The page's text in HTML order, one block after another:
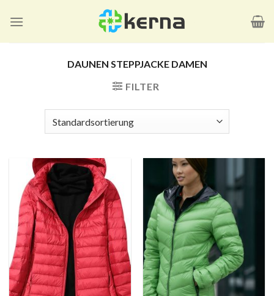
Inhalt
DAUNEN STEPPJACKE DAMEN
FILTER